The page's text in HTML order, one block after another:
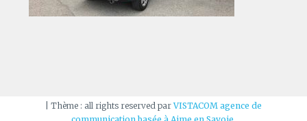
Thème : all rights reserved parVISTACOM agence de